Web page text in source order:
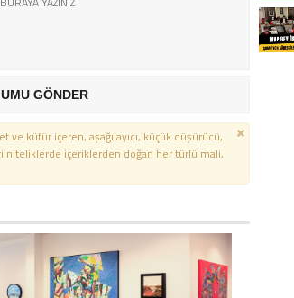
GÖNDER
ve küfür içeren, aşağılayıcı, küçük düşürücü,
niteliklerde içeriklerden doğan her türlü mali,